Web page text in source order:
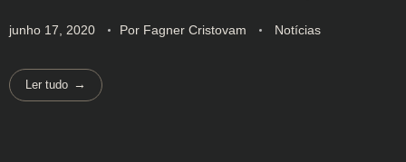
junho 17, 2020 Por Fagner Cristovam Notícias
Ler tudo